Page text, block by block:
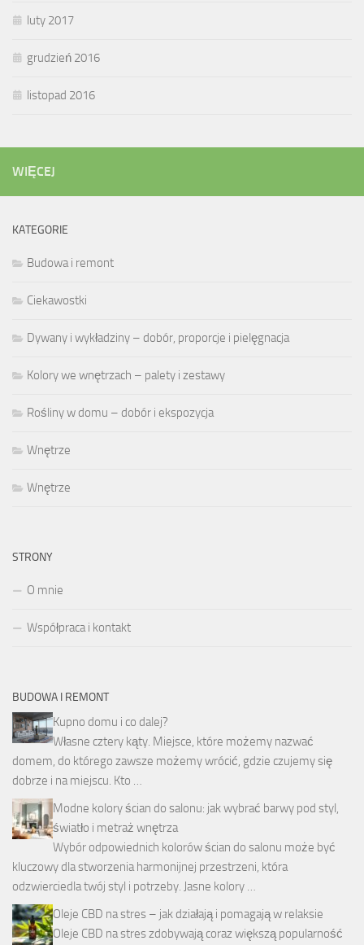
luty 2017
grudzień 2016
listopad 2016
WIĘCEJ
KATEGORIE
Budowa i remont
Ciekawostki
Dywany i wykładziny – dobór, proporcje i pielęgnacja
Kolory we wnętrzach – palety i zestawy
Rośliny w domu – dobór i ekspozycja
Wnętrze
Wnętrze
STRONY
O mnie
Współpraca i kontakt
BUDOWA I REMONT
Kupno domu i co dalej?
Własne cztery kąty. Miejsce, które możemy nazwać
domem, do którego zawsze możemy wrócić, gdzie czujemy się
dobrze i na miejscu. Kto …
Modne kolory ścian do salonu: jak wybrać barwy pod styl,
światło i metraż wnętrza
Wybór odpowiednich kolorów ścian do salonu może być
kluczowy dla stworzenia harmonijnej przestrzeni, która
odzwierciedla twój styl i potrzeby. Jasne kolory …
Oleje CBD na stres – jak działają i pomagają w relaksie
Oleje CBD na stres zdobywają coraz większą popularność